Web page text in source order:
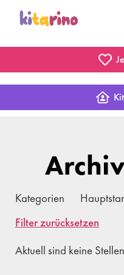
Kategorien
Filter zurücksetzen
Aktuell sind keine